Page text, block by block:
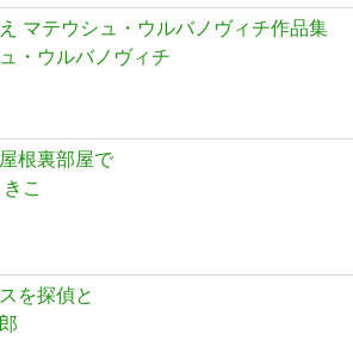
マテウシュ・ウルバノヴィチ作品集
・ウルバノヴィチ
根裏部屋で
こ
を探偵と